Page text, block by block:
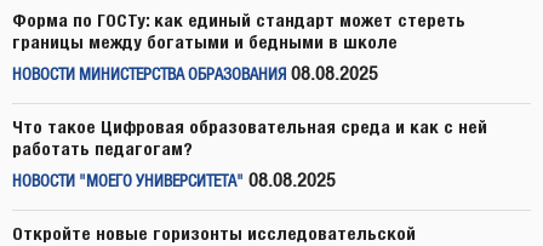
Форма по ГОСТу: как единый стандарт может стереть
границы между богатыми и бедными в школе
НОВОСТИ МИНИСТЕРСТВА ОБРАЗОВАНИЯ 08.08.2025
Что такое Цифровая образовательная среда и как с ней
работать педагогам?
НОВОСТИ "МОЕГО УНИВЕРСИТЕТА" 08.08.2025
Откройте новые горизонты исследовательской